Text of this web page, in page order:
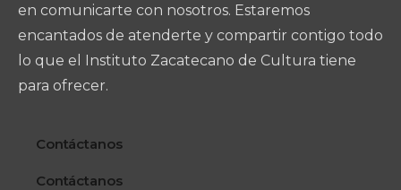
en comunicarte con nosotros. Estaremos
encantados de atenderte y compartir contigo todo
lo que el Instituto Zacatecano de Cultura tiene
para ofrecer.
Contáctanos
Contáctanos